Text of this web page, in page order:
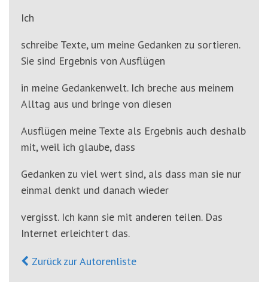
springen
(Accesskey
Ich
schreibe Texte, um meine Gedanken zu sortieren.
Sie sind Ergebnis von Ausflügen
in meine Gedankenwelt. Ich breche aus meinem
Alltag aus und bringe von diesen
Ausflügen meine Texte als Ergebnis auch deshalb
mit, weil ich glaube, dass
Gedanken zu viel wert sind, als dass man sie nur
einmal denkt und danach wieder
vergisst. Ich kann sie mit anderen teilen. Das
Internet erleichtert das.
Zurück zur Autorenliste